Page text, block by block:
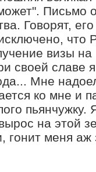
Письмо
Говорят,
что
визы
своей славе
Мне
ко мне и
на этой
гонит меня